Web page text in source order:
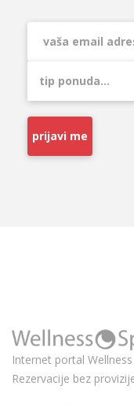
prijavi me
Internet portal
Rezervacije bez